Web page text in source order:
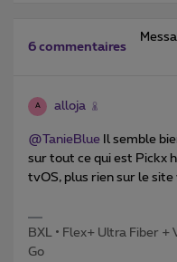
6 commentaires
A alloja
@TanieBlue Il semble
sur tout ce qui est Pickx
tvOS, plus rien sur le
BXL • Flex+ Ultra Fiber +
Go